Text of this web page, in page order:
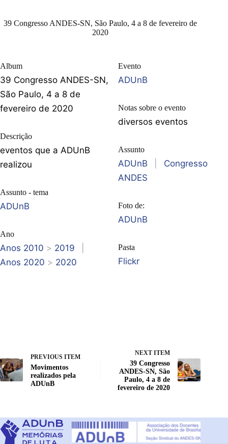
39 Congresso ANDES-SN, São Paulo, 4 a 8 de fevereiro de
2020
Album
39 Congresso ANDES-SN,
São Paulo, 4 a 8 de
fevereiro de 2020
Descrição
eventos que a ADUnB
realizou
Assunto - tema
ADUnB
Ano
Anos 2010 > 2019
Anos 2020 > 2020
Evento
ADUnB
Notas sobre o evento
diversos eventos
Assunto
ADUnB
Congresso
ANDES
Foto de:
ADUnB
Pasta
Flickr
PREVIOUS ITEM
Movimentos
realizados pela
ADUnB
NEXT ITEM
39 Congresso
ANDES-SN, São
Paulo, 4 a 8 de
fevereiro de 2020